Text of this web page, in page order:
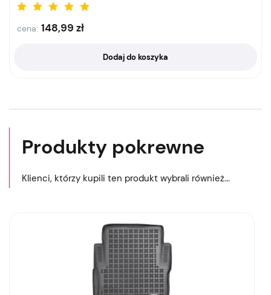
cena: 148,99 zł
Dodaj do koszyka
Produkty pokrewne
Klienci, którzy kupili ten produkt wybrali również...